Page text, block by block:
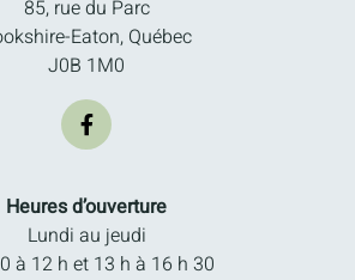
85, rue du Parc
Eaton, Québec
J0B 1M0
Heures d’ouverture
Lundi au jeudi
à 12 h et 13 h à 16 h 30